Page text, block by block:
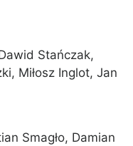
Stańczak,
Miłosz Inglot, Jan
Smagło, Damian